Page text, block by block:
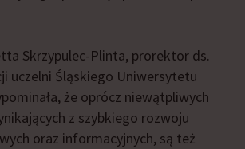
Skrzypulec-Plinta, prorektor ds.
uczelni Śląskiego Uniwersytetu
że oprócz niewątpliwych
z szybkiego rozwoju
oraz informacyjnych, są też